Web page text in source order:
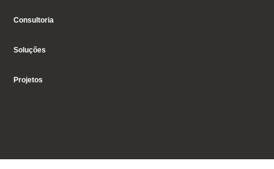
Consultoria
Soluções
Projetos